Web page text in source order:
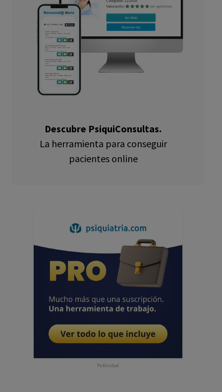
Descubre PsiquiConsultas.
La herramienta para conseguir
pacientes online
Publicidad